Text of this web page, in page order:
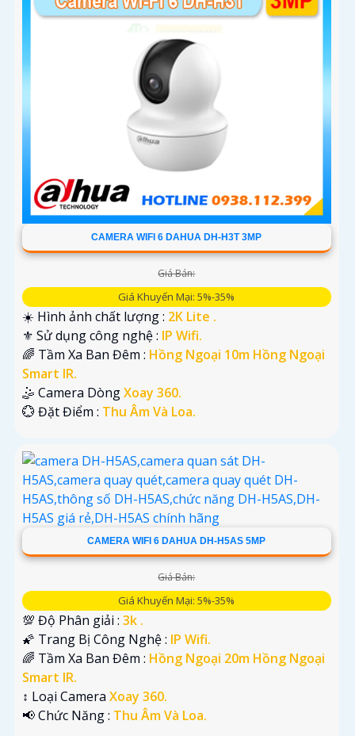
CAMERA WIFI 6 DAHUA DH-H3T 3MP
Giá Bán:
Giá Khuyến Mại: 5%-35%
☀️ Hình ảnh chất lượng : 2K Lite .
⚜️ Sử dụng công nghệ : IP Wifi.
🌈 Tầm Xa Ban Đêm : Hồng Ngoại 10m Hồng Ngoại
Smart IR.
🤹 Camera DòngXoay 360.
️💮 Đặt Điểm : Thu Âm Và Loa.
CAMERA WIFI 6 DAHUA DH-H5AS 5MP
Giá Bán:
Giá Khuyến Mại: 5%-35%
💯 Độ Phân giải : 3k .
🌠 Trang Bị Công Nghệ : IP Wifi.
🌈 Tầm Xa Ban Đêm : Hồng Ngoại 20m Hồng Ngoại
Smart IR.
↕️ Loại Camera Xoay 360.
️📢 Chức Năng : Thu Âm Và Loa.